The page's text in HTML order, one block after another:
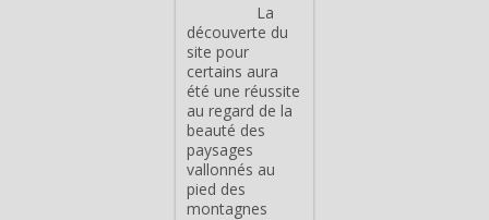
La
découverte du
site pour
certains aura
été une réussite
au regard de la
beauté des
paysages
vallonnés au
pied des
montagnes